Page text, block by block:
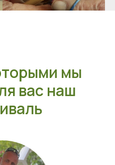
мы
вас наш